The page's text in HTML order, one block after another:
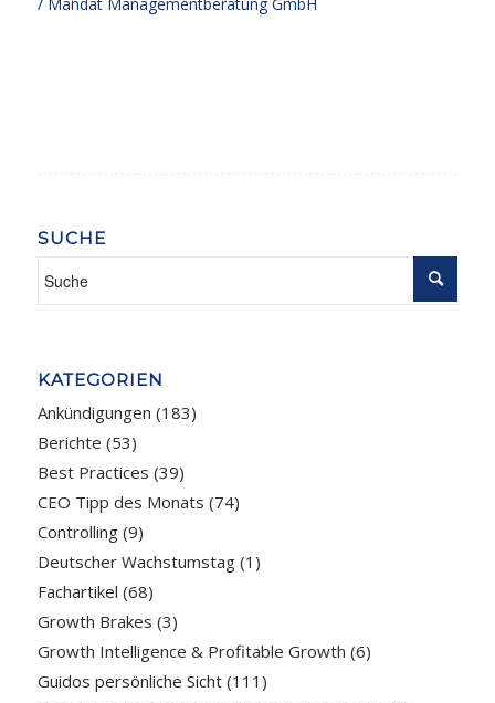
/ Mandat Managementberatung GmbH
SUCHE
KATEGORIEN
Ankündigungen (183)
Berichte (53)
Best Practices (39)
CEO Tipp des Monats (74)
Controlling(9)
Deutscher Wachstumstag(1)
Fachartikel (68)
Growth Brakes (3)
Growth Intelligence & Profitable Growth (6)
Guidos persönliche Sicht(111)